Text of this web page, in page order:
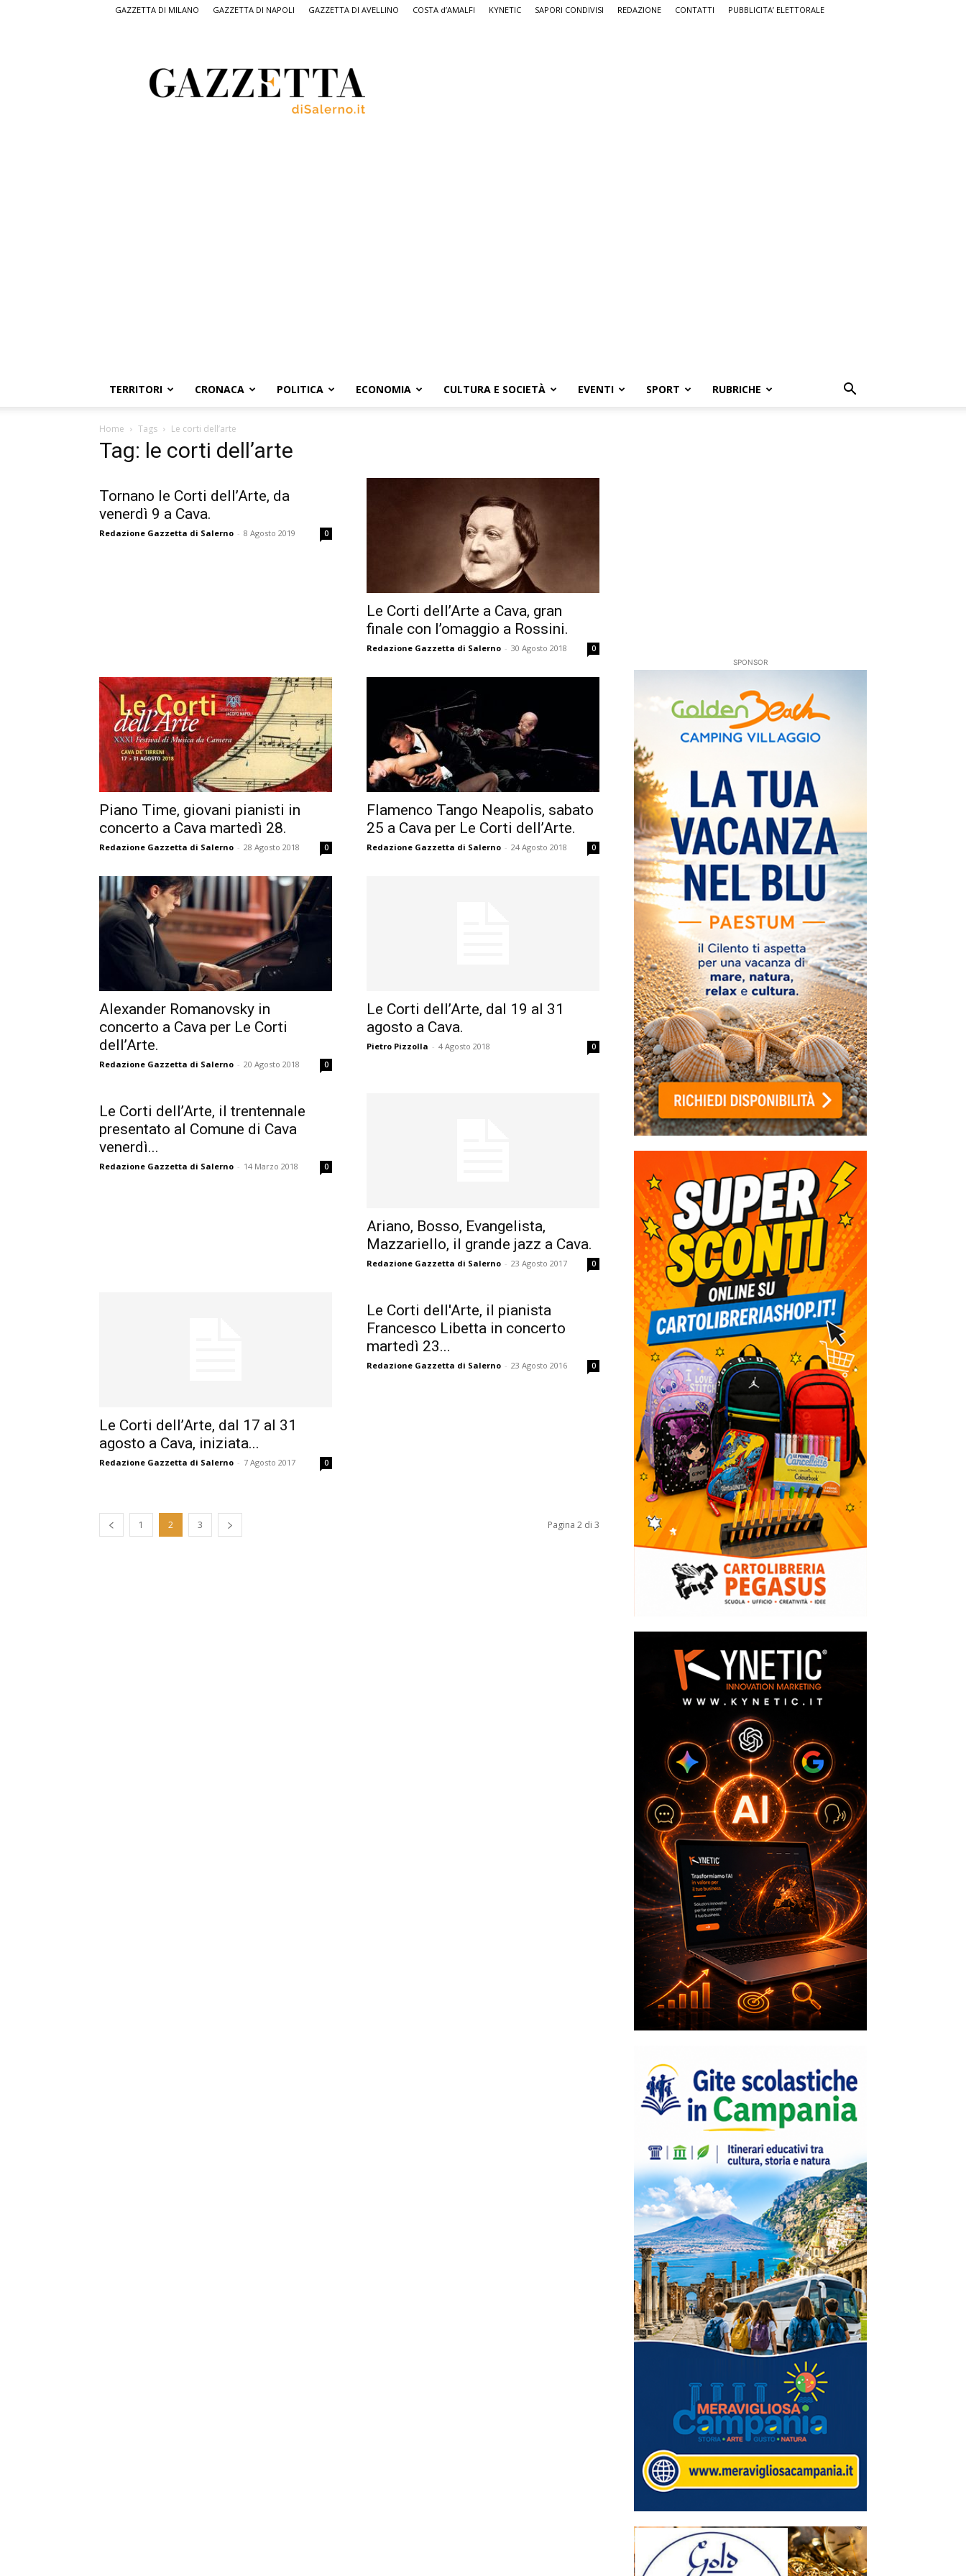
GAZZETTA DI MILANO GAZZETTA DI NAPOLI GAZZETTA DI AVELLINO COSTA d’AMALFI KYNETIC SAPORI CONDIVISI REDAZIONE CONTATTI PUBBLICITA’ ELETTORALE
Salerno,
il
quotidiano
TERRITORI CRONACA POLITICA ECONOMIA CULTURA E SOCIETÀ EVENTI SPORT RUBRICHE
Home Tags Le corti dell’arte
Tag: le corti dell’arte
Tornano le Corti dell’Arte, da
venerdì 9 a Cava.
Redazione Gazzetta di Salerno - 8 Agosto 2019 0
Le Corti dell’Arte a Cava, gran
finale con l’omaggio a Rossini.
Redazione Gazzetta di Salerno - 30 Agosto 2018 0
Piano Time, giovani pianisti in
concerto a Cava martedì 28.
Redazione Gazzetta di Salerno - 28 Agosto 2018 0
Flamenco Tango Neapolis, sabato
25 a Cava per Le Corti dell’Arte.
Redazione Gazzetta di Salerno - 24 Agosto 2018 0
Alexander Romanovsky in
concerto a Cava per Le Corti
dell’Arte.
Redazione Gazzetta di Salerno - 20 Agosto 2018 0
Le Corti dell’Arte, dal 19 al 31
agosto a Cava.
Pietro Pizzolla - 4 Agosto 2018 0
Le Corti dell’Arte, il trentennale
presentato al Comune di Cava
venerdì...
Redazione Gazzetta di Salerno - 14 Marzo 2018 0
Ariano, Bosso, Evangelista,
Mazzariello, il grande jazz a Cava.
Redazione Gazzetta di Salerno - 23 Agosto 2017 0
Le Corti dell’Arte, dal 17 al 31
agosto a Cava, iniziata...
Redazione Gazzetta di Salerno - 7 Agosto 2017 0
Le Corti dell'Arte, il pianista
Francesco Libetta in concerto
martedì 23...
Redazione Gazzetta di Salerno - 23 Agosto 2016 0
1 2 3 Pagina 2 di 3
SPONSOR